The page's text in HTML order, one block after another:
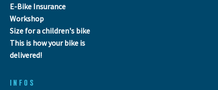
E-Bike Insurance
Workshop
Size for a children's bike
This is how your bike is
delivered!
INFOS